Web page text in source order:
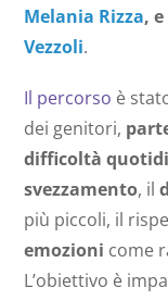
Melania Rizza,
Vezzoli.
Il percorso è
dei genitori,
difficoltà
svezzamento, il
più piccoli, il
emozioni come
L’obiettivo è